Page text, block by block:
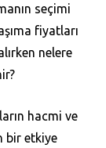
seçimi
fiyatları
nelere
hacmi ve
bir etkiye